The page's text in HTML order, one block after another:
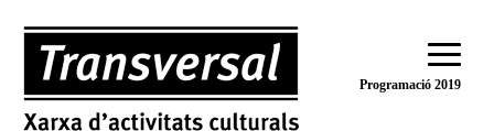
Programació 2019